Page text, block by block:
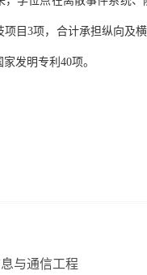
项目3项，合计承担纵向及
家发明专利40项。
息与通信工程